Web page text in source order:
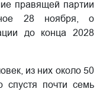
правящей партии
28 ноября, о
до конца 2028
из них около 50
почти семь